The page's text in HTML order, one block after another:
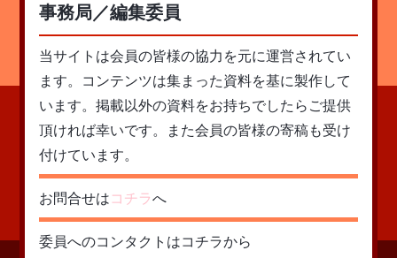
事務局／編集委員
当サイトは会員の皆様の協力を元に運営されてい
ます。コンテンツは集まった資料を基に製作して
います。掲載以外の資料をお持ちでしたらご提供
頂ければ幸いです。また会員の皆様の寄稿も受け
付けています。
お問合せは コチラへ
委員へのコンタクトはコチラから